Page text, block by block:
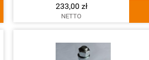
233,00 zł
NETTO